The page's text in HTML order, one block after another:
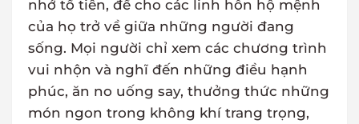
nhớ tổ tiên, để cho các linh hồn hộ mệnh
của họ trở về giữa những người đang
sống. Mọi người chỉ xem các chương trình
vui nhộn và nghĩ đến những điều hạnh
phúc, ăn no uống say, thưởng thức những
món ngon trong không khí trang trọng,